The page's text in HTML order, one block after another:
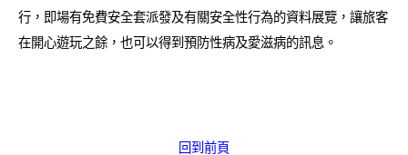
新聞發佈
行，即場有免費安全套派發及有關安全性行為的資料展覽，讓旅客
在開心遊玩之餘，也可以得到預防性病及愛滋病的訊息。
回到前頁